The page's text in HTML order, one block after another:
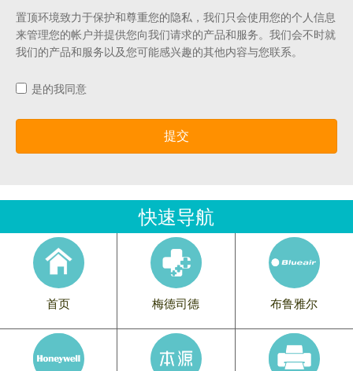
置顶环境致力于保护和尊重您的隐私，我们只会使用您的个人信息
来管理您的帐户并提供您向我们请求的产品和服务。我们会不时就
我们的产品和服务以及您可能感兴趣的其他内容与您联系。
是的我同意
提交
快速导航
首页 梅德司德 布鲁雅尔